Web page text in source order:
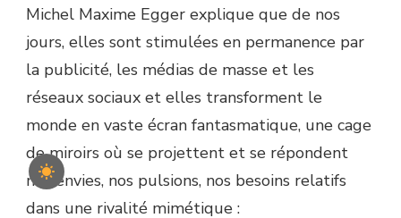
Michel Maxime Egger explique que de nos
jours, elles sont stimulées en permanence par
la publicité, les médias de masse et les
réseaux sociaux et elles transforment le
monde en vaste écran fantasmatique, une cage
de miroirs où se projettent et se répondent
nos envies, nos pulsions, nos besoins relatifs
dans une rivalité mimétique :